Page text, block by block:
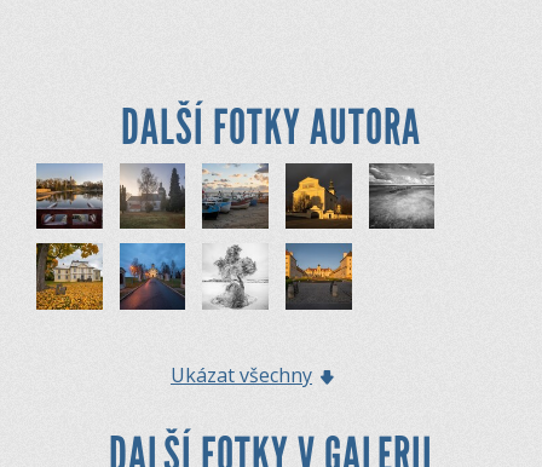
DALŠÍ FOTKY AUTORA
Ukázat všechny